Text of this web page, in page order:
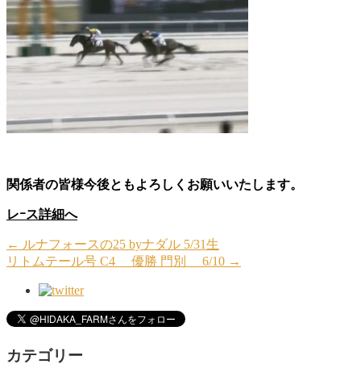
関係者の皆様今後ともよろしくお願いいたします。
レｰス詳細へ
← ルナフォースの25 byナダル 5/31生
リトムテール号 C4 優勝 門別 6/10 →
カテゴリー